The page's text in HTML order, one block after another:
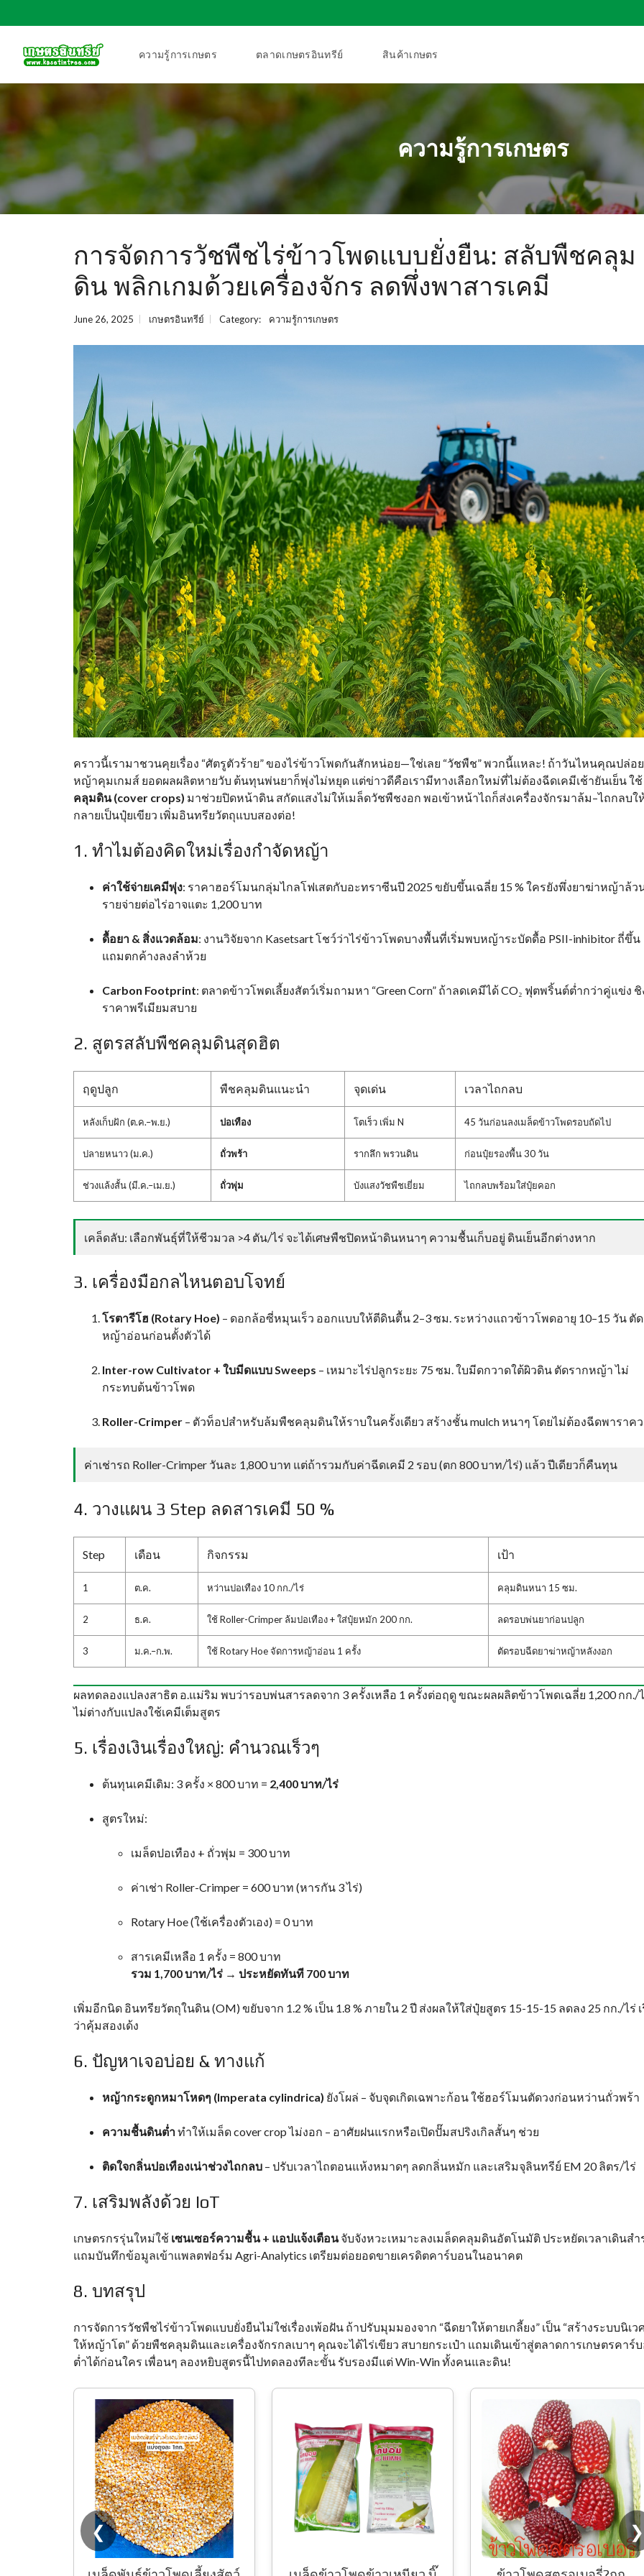
ความรู้การเกษตร ตลาดเกษตรอินทรีย์ สินค้าเกษตร
ความรู้การเกษตร
การจัดการวัชพืชไร่ข้าวโพดแบบยั่งยืน: สลับพืชคลุม
ดิน พลิกเกมด้วยเครื่องจักร ลดพึ่งพาสารเคมี
June 26, 2025 เกษตรอินทรีย์ Category: ความรู้การเกษตร
คราวนี้เรามาชวนคุยเรื่อง “ศัตรูตัวร้าย” ของไร่ข้าวโพดกันสักหน่อย—ใช่เลย “วัชพืช” พวกนี้แหละ! ถ้าวันไหนคุณปล่อ
หญ้าคุมเกมส์ ยอดผลผลิตหายวับ ต้นทุนพ่นยาก็พุ่งไม่หยุด แต่ข่าวดีคือเรามีทางเลือกใหม่ที่ไม่ต้องฉีดเคมีเช้ายันเย็น ใช้
คลุมดิน (cover crops) มาช่วยปิดหน้าดิน สกัดแสงไม่ให้เมล็ดวัชพืชงอก พอเข้าหน้าไถก็ส่งเครื่องจักรมาล้ม–ไถกลบใ
กลายเป็นปุ๋ยเขียว เพิ่มอินทรียวัตถุแบบสองต่อ!
1. ทำไมต้องคิดใหม่เรื่องกำจัดหญ้า
ค่าใช้จ่ายเคมีพุ่ง: ราคาฮอร์โมนกลุ่มไกลโฟเสตกับอะทราซีนปี 2025 ขยับขึ้นเฉลี่ย 15 % ใครยังพึ่งยาฆ่าหญ้าล้ว
รายจ่ายต่อไร่อาจแตะ 1,200 บาท
ดื้อยา & สิ่งแวดล้อม: งานวิจัยจาก Kasetsart โชว์ว่าไร่ข้าวโพดบางพื้นที่เริ่มพบหญ้าระบัดดื้อ PSII-inhibitor ถี่ขึ้น
แถมตกค้างลงลำห้วย
Carbon Footprint: ตลาดข้าวโพดเลี้ยงสัตว์เริ่มถามหา “Green Corn” ถ้าลดเคมีได้ CO₂ ฟุตพริ้นต์ต่ำกว่าคู่แข่ง ชิ
ราคาพรีเมียมสบาย
2. สูตรสลับพืชคลุมดินสุดฮิต
ฤดูปลูก พืชคลุมดินแนะนำ จุดเด่น เวลาไถกลบ
หลังเก็บฝัก (ต.ค.–พ.ย.) ปอเทือง โตเร็ว เพิ่ม N 45 วันก่อนลงเมล็ดข้าวโพดรอบถัดไป
ปลายหนาว (ม.ค.) ถั่วพร้า รากลึก พรวนดิน ก่อนปุ๋ยรองพื้น 30 วัน
ช่วงแล้งสั้น (มี.ค.–เม.ย.) ถั่วพุ่ม บังแสงวัชพืชเยี่ยม ไถกลบพร้อมใส่ปุ๋ยคอก
เคล็ดลับ: เลือกพันธุ์ที่ให้ชีวมวล >4 ตัน/ไร่ จะได้เศษพืชปิดหน้าดินหนาๆ ความชื้นเก็บอยู่ ดินเย็นอีกต่างหาก
3. เครื่องมือกลไหนตอบโจทย์
โรตารีโฮ (Rotary Hoe) – ดอกล้อซี่หมุนเร็ว ออกแบบให้ตีดินตื้น 2–3 ซม. ระหว่างแถวข้าวโพดอายุ 10–15 วัน ตั
หญ้าอ่อนก่อนตั้งตัวได้
Inter-row Cultivator + ใบมีดแบบ Sweeps – เหมาะไร่ปลูกระยะ 75 ซม. ใบมีดกวาดใต้ผิวดิน ตัดรากหญ้า ไม่
กระทบต้นข้าวโพด
Roller-Crimper – ตัวท็อปสำหรับล้มพืชคลุมดินให้ราบในครั้งเดียว สร้างชั้น mulch หนาๆ โดยไม่ต้องฉีดพาราค
ค่าเช่ารถ Roller-Crimper วันละ 1,800 บาท แต่ถ้ารวมกับค่าฉีดเคมี 2 รอบ (ตก 800 บาท/ไร่) แล้ว ปีเดียวก็คืนทุน
4. วางแผน 3 Step ลดสารเคมี 50 %
Step เดือน กิจกรรม เป้า
1 ต.ค. หว่านปอเทือง 10 กก./ไร่ คลุมดินหนา 15 ซม.
2 ธ.ค. ใช้ Roller-Crimper ล้มปอเทือง + ใส่ปุ๋ยหมัก 200 กก. ลดรอบพ่นยาก่อนปลูก
3 ม.ค.–ก.พ. ใช้ Rotary Hoe จัดการหญ้าอ่อน 1 ครั้ง ตัดรอบฉีดยาฆ่าหญ้าหลังงอก
ผลทดลองแปลงสาธิต อ.แม่ริม พบว่ารอบพ่นสารลดจาก 3 ครั้งเหลือ 1 ครั้งต่อฤดู ขณะผลผลิตข้าวโพดเฉลี่ย 1,200 กก./
ไม่ต่างกับแปลงใช้เคมีเต็มสูตร
5. เรื่องเงินเรื่องใหญ่: คำนวณเร็วๆ
ต้นทุนเคมีเดิม: 3 ครั้ง × 800 บาท = 2,400 บาท/ไร่
สูตรใหม่:
เมล็ดปอเทือง + ถั่วพุ่ม = 300 บาท
ค่าเช่า Roller-Crimper = 600 บาท (หารกัน 3 ไร่)
Rotary Hoe (ใช้เครื่องตัวเอง) = 0 บาท
สารเคมีเหลือ 1 ครั้ง = 800 บาท
รวม 1,700 บาท/ไร่ → ประหยัดทันที 700 บาท
เพิ่มอีกนิด อินทรียวัตถุในดิน (OM) ขยับจาก 1.2 % เป็น 1.8 % ภายใน 2 ปี ส่งผลให้ใส่ปุ๋ยสูตร 15-15-15 ลดลง 25 กก./ไร่
ว่าคุ้มสองเด้ง
6. ปัญหาเจอบ่อย & ทางแก้
หญ้ากระดูกหมาโหดๆ (Imperata cylindrica) ยังโผล่ – จับจุดเกิดเฉพาะก้อน ใช้ฮอร์โมนตัดวงก่อนหว่านถั่วพร้า
ความชื้นดินต่ำทำให้เมล็ด cover crop ไม่งอก – อาศัยฝนแรกหรือเปิดปั๊มสปริงเกิลสั้นๆ ช่วย
ติดใจกลิ่นปอเทืองเน่าช่วงไถกลบ – ปรับเวลาไถตอนแห้งหมาดๆ ลดกลิ่นหมัก และเสริมจุลินทรีย์ EM 20 ลิตร/ไร่
7. เสริมพลังด้วย IoT
เกษตรกรรุ่นใหม่ใช้ เซนเซอร์ความชื้น + แอปแจ้งเตือนจับจังหวะเหมาะลงเมล็ดคลุมดินอัตโนมัติ ประหยัดเวลาเดินสำ
แถมบันทึกข้อมูลเข้าแพลตฟอร์ม Agri-Analytics เตรียมต่อยอดขายเครดิตคาร์บอนในอนาคต
8. บทสรุป
การจัดการวัชพืชไร่ข้าวโพดแบบยั่งยืนไม่ใช่เรื่องเพ้อฝัน ถ้าปรับมุมมองจาก “ฉีดยาให้ตายเกลี้ยง” เป็น “สร้างระบบนิเว
ให้หญ้าโต” ด้วยพืชคลุมดินและเครื่องจักรกลเบาๆ คุณจะได้ไร่เขียว สบายกระเป๋า แถมเดินเข้าสู่ตลาดการเกษตรคาร์
ต่ำได้ก่อนใคร เพื่อนๆ ลองหยิบสูตรนี้ไปทดลองทีละขั้น รับรองมีแต่ Win-Win ทั้งคนและดิน!
เมล็ดข้าวโพดนมสด
ฮอกไกโด หวานทานดิบได้
บรรจุ 20-30เมล็ด
❮ ❯